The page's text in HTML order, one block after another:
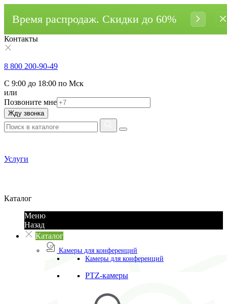
Время распродаж. Cкидки до 60%
Контакты
8 800 200-90-49
С 9:00 до 18:00 по Мск
или
Позвоните мне
Жду звонка
Услуги
Каталог
Меню
Назад
Каталог
Камеры для конференций
Камеры для конференций
PTZ-камеры